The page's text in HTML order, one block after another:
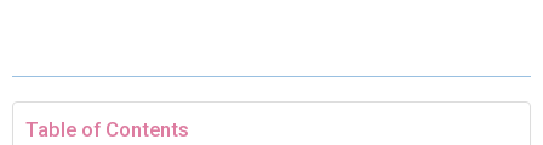
T
T
O R D
Table of Contents